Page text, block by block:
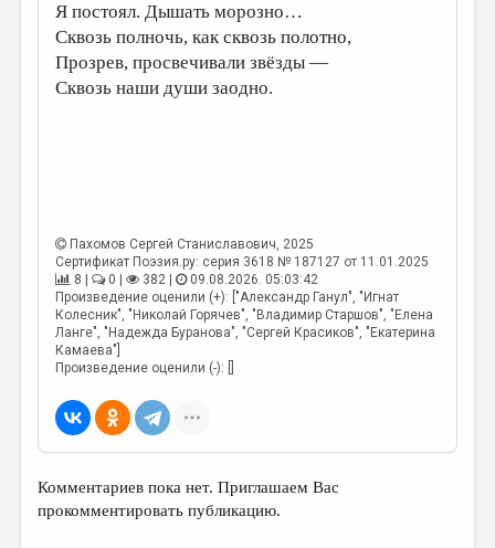
Я постоял. Дышать морозно…
Сквозь полночь, как сквозь полотно,
Прозрев, просвечивали звёзды —
Сквозь наши души заодно.
Пахомов Сергей Станиславович, 2025
Сертификат Поэзия.ру: серия 3618 № 187127 от 11.01.2025
8 |
0 | 382 |
09.08.2026. 05:03:42
Произведение оценили (+): ["Александр Ганул", "Игнат
Колесник", "Николай Горячев", "Владимир Старшов", "Елена
Ланге", "Надежда Буранова", "Сергей Красиков", "Екатерина
Камаева"]
Произведение оценили (-): []
Комментариев пока нет. Приглашаем Вас
прокомментировать публикацию.